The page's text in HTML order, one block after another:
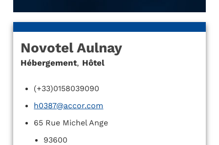
Novotel Aulnay
Hébergement, Hôtel
(+33)0158039090
h0387@accor.com
65 Rue Michel Ange
93600